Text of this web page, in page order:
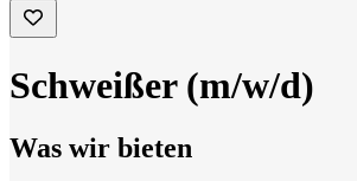
Schweißer (m/w/d)
Was wir bieten